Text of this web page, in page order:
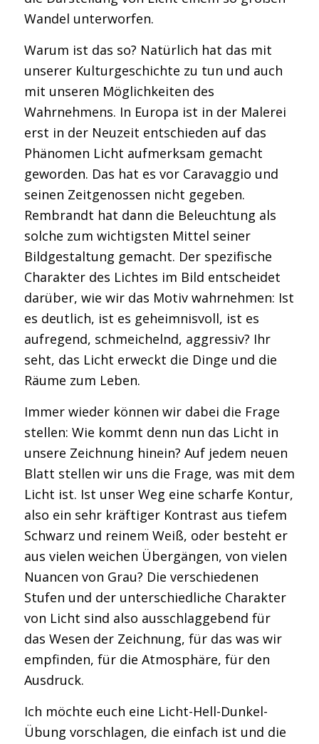
Wandel unterworfen.
Warum ist das so? Natürlich hat das mit
unserer Kulturgeschichte zu tun und auch
mit unseren Möglichkeiten des
Wahrnehmens. In Europa ist in der Malerei
erst in der Neuzeit entschieden auf das
Phänomen Licht aufmerksam gemacht
geworden. Das hat es vor Caravaggio und
seinen Zeitgenossen nicht gegeben.
Rembrandt hat dann die Beleuchtung als
solche zum wichtigsten Mittel seiner
Bildgestaltung gemacht. Der spezifische
Charakter des Lichtes im Bild entscheidet
darüber, wie wir das Motiv wahrnehmen: Ist
es deutlich, ist es geheimnisvoll, ist es
aufregend, schmeichelnd, aggressiv? Ihr
seht, das Licht erweckt die Dinge und die
Räume zum Leben.
Immer wieder können wir dabei die Frage
stellen: Wie kommt denn nun das Licht in
unsere Zeichnung hinein? Auf jedem neuen
Blatt stellen wir uns die Frage, was mit dem
Licht ist. Ist unser Weg eine scharfe Kontur,
also ein sehr kräftiger Kontrast aus tiefem
Schwarz und reinem Weiß, oder besteht er
aus vielen weichen Übergängen, von vielen
Nuancen von Grau? Die verschiedenen
Stufen und der unterschiedliche Charakter
von Licht sind also ausschlaggebend für
das Wesen der Zeichnung, für das was wir
empfinden, für die Atmosphäre, für den
Ausdruck.
Ich möchte euch eine Licht-Hell-Dunkel-
Übung vorschlagen, die einfach ist und die